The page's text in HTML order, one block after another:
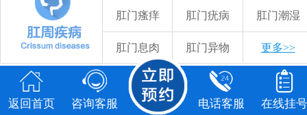
返回首页 咨询客服 电话客服 在线挂号